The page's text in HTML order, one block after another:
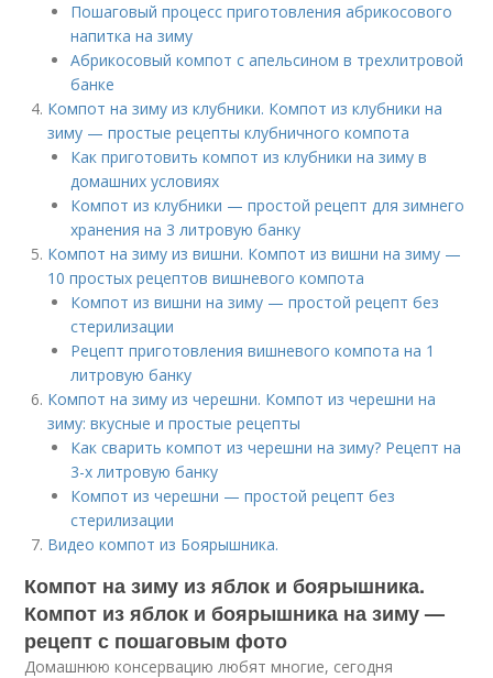
Пошаговый процесс приготовления абрикосового
напитка на зиму
Абрикосовый компот с апельсином в трехлитровой
банке
Компот на зиму из клубники. Компот из клубники на
зиму — простые рецепты клубничного компота
Как приготовить компот из клубники на зиму в
домашних условиях
Компот из клубники — простой рецепт для зимнего
хранения на 3 литровую банку
Компот на зиму из вишни. Компот из вишни на зиму —
10 простых рецептов вишневого компота
Компот из вишни на зиму — простой рецепт без
стерилизации
Рецепт приготовления вишневого компота на 1
литровую банку
Компот на зиму из черешни. Компот из черешни на
зиму: вкусные и простые рецепты
Как сварить компот из черешни на зиму? Рецепт на
3-х литровую банку
Компот из черешни — простой рецепт без
стерилизации
Видео компот из Боярышника.
Компот на зиму из яблок и боярышника.
Компот из яблок и боярышника на зиму —
рецепт с пошаговым фото
Домашнюю консервацию любят многие, сегодня